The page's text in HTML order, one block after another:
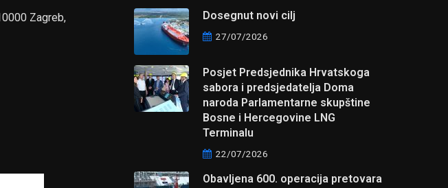
Zagreb,
Dosegnut novi cilj
27/07/2026
Posjet Predsjednika Hrvatskoga
sabora i predsjedatelja Doma
naroda Parlamentarne skupštine
Bosne i Hercegovine LNG
Terminalu
22/07/2026
Obavljena 600. operacija pretovara